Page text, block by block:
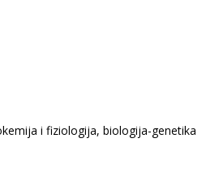
i fiziologija, biologija-genetika